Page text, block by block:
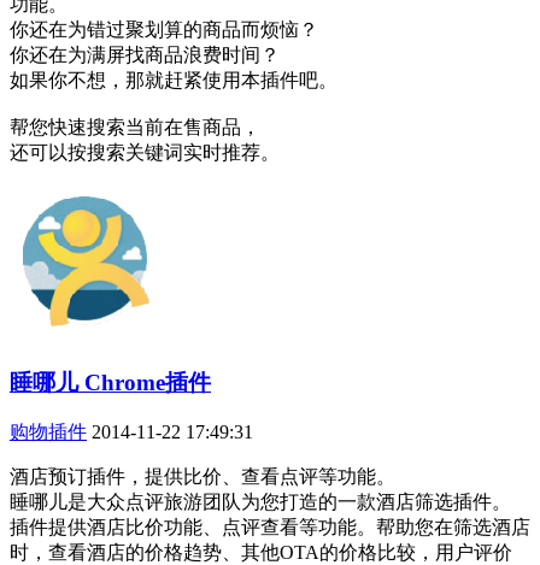
你还在为错过聚划算的商品而烦恼？
你还在为满屏找商品浪费时间？
如果你不想，那就赶紧使用本插件吧。
帮您快速搜索当前在售商品，
还可以按搜索关键词实时推荐。
睡哪儿 Chrome插件
购物插件 2014-11-22 17:49:31
酒店预订插件，提供比价、查看点评等功能。
睡哪儿是大众点评旅游团队为您打造的一款酒店筛选插件。
插件提供酒店比价功能、点评查看等功能。帮助您在筛选酒店
时，查看酒店的价格趋势、其他OTA的价格比较，用户评价